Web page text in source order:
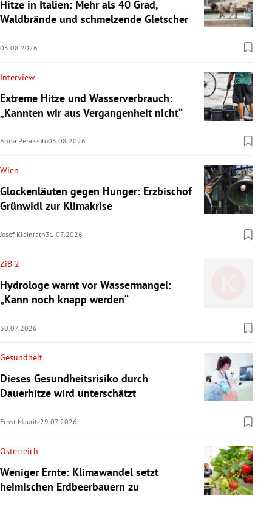
Hitze in Italien: Mehr als 40 Grad,
Waldbrände und schmelzende Gletscher
03.08.2026
Interview
Extreme Hitze und Wasserverbrauch:
„Kannten wir aus Vergangenheit nicht“
Anna Perazzolo03.08.2026
Wien
Glockenläuten gegen Hunger: Erzbischof
Grünwidl zur Klimakrise
Josef Kleinrath31.07.2026
ZiB 2
Hydrologe warnt vor Wassermangel:
„Kann noch knapp werden“
30.07.2026
Gesundheit
Dieses Gesundheitsrisiko durch
Dauerhitze wird unterschätzt
Ernst Mauritz29.07.2026
Österreich
Weniger Ernte: Klimawandel setzt
heimischen Erdbeerbauern zu